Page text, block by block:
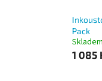
Pack
1 085